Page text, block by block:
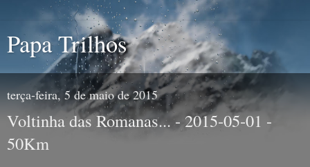
Papa Trilhos
terça-feira, 5 de maio de 2015
Voltinha das Romanas... - 2015-05-01 -
50Km